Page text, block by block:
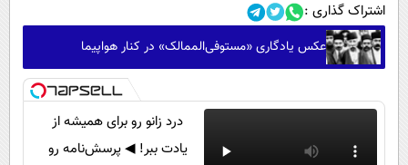
اشتراک گذاری :
عکس یادگاری «مستوفی‌الممالک» در کنار هواپیما
درد زانو رو برای همیشه از
یادت ببر! ◀ پرسش‌نامه رو